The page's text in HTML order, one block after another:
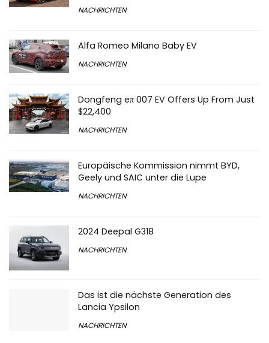
NACHRICHTEN
Alfa Romeo Milano Baby EV
NACHRICHTEN
Dongfeng eπ 007 EV Offers Up From Just
$22,400
NACHRICHTEN
Europäische Kommission nimmt BYD,
Geely und SAIC unter die Lupe
NACHRICHTEN
2024 Deepal G318
NACHRICHTEN
Das ist die nächste Generation des
Lancia Ypsilon
NACHRICHTEN